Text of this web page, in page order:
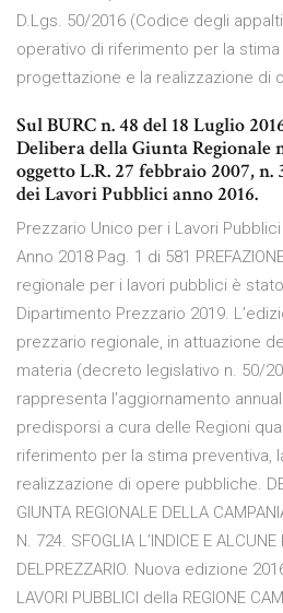
D.Lgs. 50/2016 (Codice degli
operativo di riferimento per la stima
progettazione e la realizzazione di
Sul BURC n. 48 del 18 Luglio
Delibera della Giunta Regionale
oggetto L.R. 27 febbraio 2007,
dei Lavori Pubblici anno 2016.
Prezzario Unico per i Lavori
Anno 2018 Pag. 1 di 581
regionale per i lavori pubblici è
Dipartimento Prezzario 2019.
prezzario regionale, in attuazione
materia (decreto legislativo n. 50/
rappresenta l'aggiornamento
predisporsi a cura delle Regioni
riferimento per la stima preventiva,
realizzazione di opere pubbliche.
GIUNTA REGIONALE DELLA
N. 724. SFOGLIA L’INDICE E ALCUNE
DELPREZZARIO. Nuova edizione
LAVORI PUBBLICI della REGIONE